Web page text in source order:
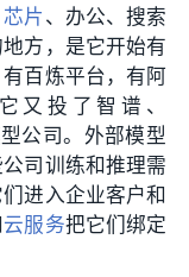
芯片 、办公、搜索
方，是它开始有
百炼平台，有阿
又投了智谱、
公司。外部模型
司训练和推理需
进入企业客户和
云服务把它们绑定